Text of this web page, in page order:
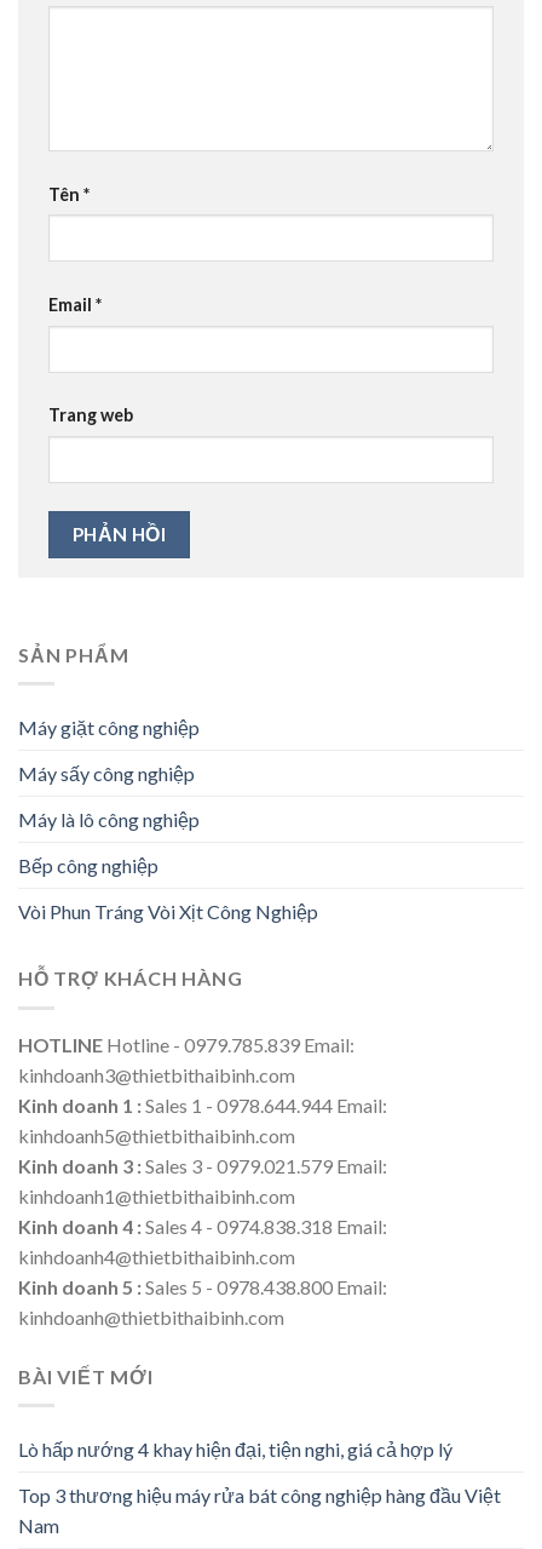
Tên *
Email *
Trang web
SẢN PHẨM
Máy giặt công nghiệp
Máy sấy công nghiệp
Máy là lô công nghiệp
Bếp công nghiệp
Vòi Phun Tráng Vòi Xịt Công Nghiệp
HỖ TRỢ KHÁCH HÀNG
HOTLINE Hotline - 0979.785.839 Email:
kinhdoanh3@thietbithaibinh.com
Kinh doanh 1 :Sales 1 - 0978.644.944 Email:
kinhdoanh5@thietbithaibinh.com
Kinh doanh 3 :Sales 3 - 0979.021.579 Email:
kinhdoanh1@thietbithaibinh.com
Kinh doanh 4 :Sales 4 - 0974.838.318 Email:
kinhdoanh4@thietbithaibinh.com
Kinh doanh 5 :Sales 5 - 0978.438.800 Email:
kinhdoanh@thietbithaibinh.com
BÀI VIẾT MỚI
Lò hấp nướng 4 khay hiện đại, tiện nghi, giá cả hợp lý
Top 3 thương hiệu máy rửa bát công nghiệp hàng đầu Việt
Nam